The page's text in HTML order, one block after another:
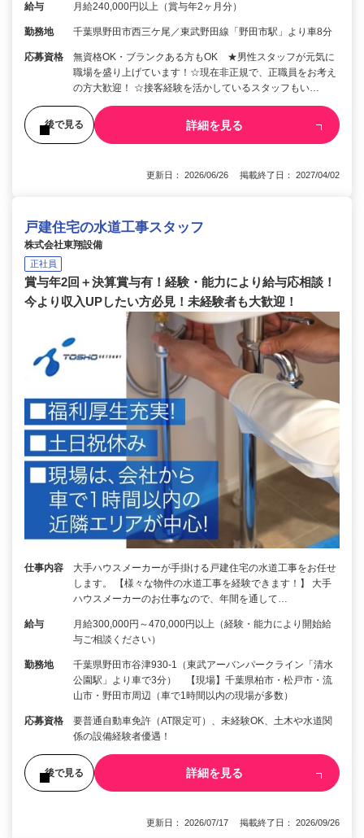
給与 月給240,000円以上（賞与年2ヶ月分）
勤務地 千葉県野田市西三ケ尾／東武野田線「野田市駅」より車8分
応募資格
無資格OK・ブランクある方もOK ★男性スタッフが元気に
職場を盛り上げています！☆現在非正規で、正職員をお考え
の方大歓迎！ ☆接客経験を活かしているスタッフもい…
後で見る 詳細を見る
更新日： 2026/06/26 掲載終了日： 2027/04/02
戸建住宅の水道工事スタッフ
株式会社東翔設備
正社員
賞与年2回＋決算賞与有！経験・能力により給与応相談！
今より収入UPしたい方必見！未経験者も大歓迎！
仕事内容
大手ハウスメーカーが手掛ける戸建住宅の水道工事をお任せ
します。 【様々な物件の水道工事を経験できます！】 大手
ハウスメーカーのお仕事なので、年間を通して…
給与
月給300,000円～470,000円以上（経験・能力により開始給
与ご相談ください）
勤務地
千葉県野田市谷津930-1（東武アーバンパークライン「清水
公園駅」より車で3分） 【現場】千葉県柏市・松戸市・流
山市・野田市周辺（車で1時間以内の現場が多数）
応募資格
要普通自動車免許（AT限定可）、未経験OK、土木や水道関
係の設備経験者優遇！
後で見る 詳細を見る
更新日： 2026/07/17 掲載終了日： 2026/09/26